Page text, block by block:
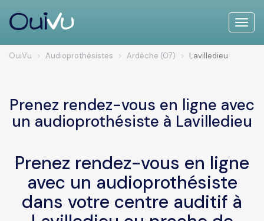
Toggle
OuiVu Audioprothésistes Ardèche (07) Lavilledieu
Prenez rendez-vous en ligne avec
un audioprothésiste à Lavilledieu
Prenez rendez-vous en ligne
avec un audioprothésiste
dans votre centre auditif à